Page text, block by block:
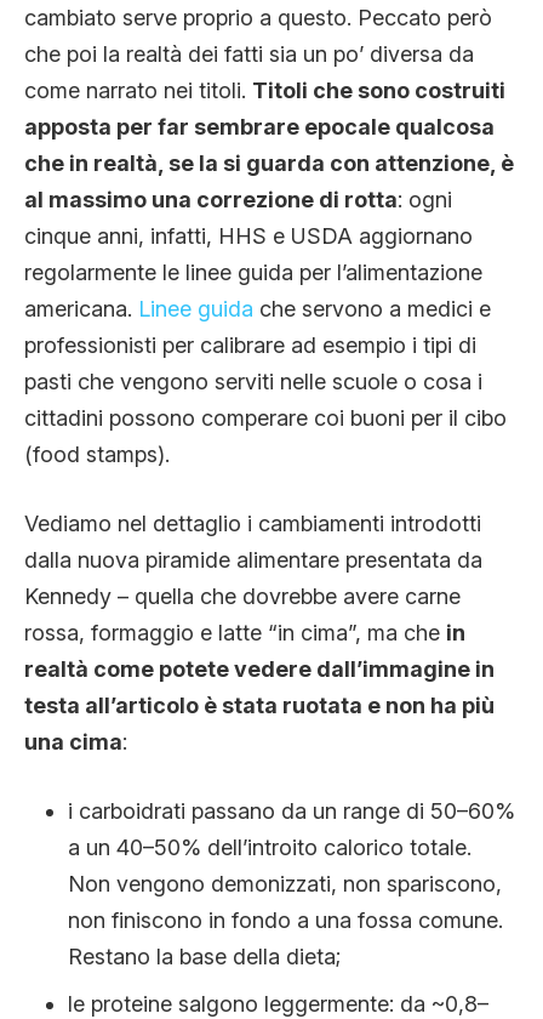
cambiato serve proprio a questo. Peccato però
che poi la realtà dei fatti sia un po’ diversa da
come narrato nei titoli. Titoli che sono costruiti
apposta per far sembrare epocale qualcosa
che in realtà, se la si guarda con attenzione, è
al massimo una correzione di rotta: ogni
cinque anni, infatti, HHS e USDA aggiornano
regolarmente le linee guida per l’alimentazione
americana. Linee guida che servono a medici e
professionisti per calibrare ad esempio i tipi di
pasti che vengono serviti nelle scuole o cosa i
cittadini possono comperare coi buoni per il cibo
(food stamps).
Vediamo nel dettaglio i cambiamenti introdotti
dalla nuova piramide alimentare presentata da
Kennedy – quella che dovrebbe avere carne
rossa, formaggio e latte “in cima”, ma che in
realtà come potete vedere dall’immagine in
testa all’articolo è stata ruotata e non ha più
una cima:
i carboidrati passano da un range di 50–60%
a un 40–50% dell’introito calorico totale.
Non vengono demonizzati, non spariscono,
non finiscono in fondo a una fossa comune.
Restano la base della dieta;
le proteine salgono leggermente: da ~0,8–